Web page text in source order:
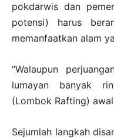
pokdarwis dan
potensi) harus
memanfaatkan alam
“Walaupun
lumayan banyak
(Lombok Rafting)
Sejumlah langkah